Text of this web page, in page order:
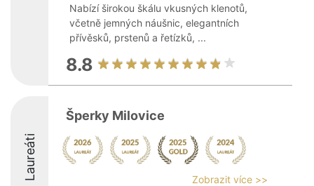
Nabízí širokou škálu vkusných klenotů,
včetně jemných náušnic, elegantních
přívěsků, prstenů a řetízků, ...
8.8
Laureáti
Šperky Milovice
Zobrazit více >>